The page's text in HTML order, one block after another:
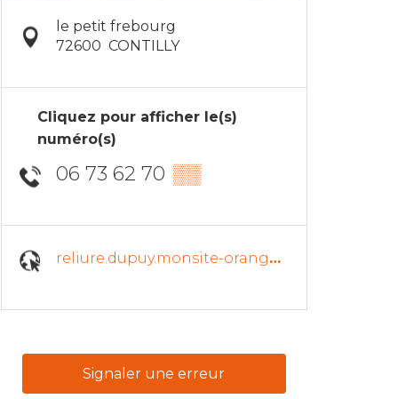
le petit frebourg
72600 CONTILLY
Cliquez pour afficher le(s)
numéro(s)
06 73 62 70 ▒▒
reliure.dupuy.monsite-orange.fr
Signaler une erreur